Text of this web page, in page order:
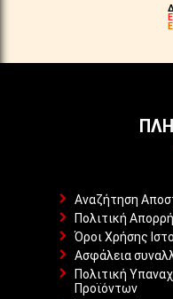
Αναζήτηση
Πολιτική
Όροι Χρήσης
Ασφάλεια
Πολιτική
Προϊόντων